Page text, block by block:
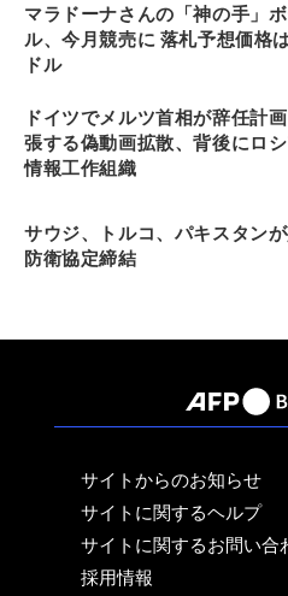
マラドーナさんの「神の手」
ル、今月競売に 落札予想価格
ドル
ドイツでメルツ首相が辞任計
張する偽動画拡散、背後にロ
情報工作組織
サウジ、トルコ、パキスタン
防衛協定締結
サイトからのお知らせ
サイトに関するヘルプ
サイトに関するお問い合
採用情報